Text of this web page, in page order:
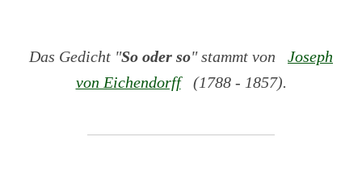
Das Gedicht "So oder so" stammt von
Joseph
von Eichendorff(1788 - 1857).